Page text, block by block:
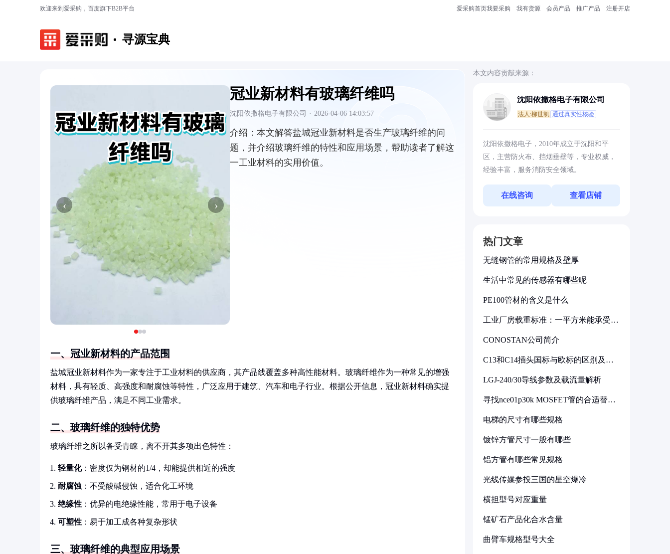
欢迎来到爱采购，百度旗下B2B平台 爱采购首页我要采购 我有货源 会员产品 推广产品 注册开店
寻源宝典
‹ ›
冠业新材料有玻璃纤维吗
沈阳依撒格电子有限公司 · 2026-04-06 14:03:57
介绍： 本文解答盐城冠业新材料是否生产玻璃纤维的问
题，并介绍玻璃纤维的特性和应用场景，帮助读者了解这
一工业材料的实用价值。
一、冠业新材料的产品范围
盐城冠业新材料作为一家专注于工业材料的供应商，其产品线覆盖多种高性能材料。玻璃纤维作为一种常见的增强
材料，具有轻质、高强度和耐腐蚀等特性，广泛应用于建筑、汽车和电子行业。根据公开信息，冠业新材料确实提
供玻璃纤维产品，满足不同工业需求。
二、玻璃纤维的独特优势
玻璃纤维之所以备受青睐，离不开其多项出色特性：
轻量化：密度仅为钢材的1/4，却能提供相近的强度
耐腐蚀 ：不受酸碱侵蚀，适合化工环境
绝缘性 ：优异的电绝缘性能，常用于电子设备
可塑性 ：易于加工成各种复杂形状
三、玻璃纤维的典型应用场景
本文内容贡献来源：
沈阳依撒格电子有限公司
法人:柳世凯 通过真实性核验
沈阳依撒格电子，2010年成立于沈阳和平
区，主营防火布、挡烟垂壁等，专业权威，
经验丰富，服务消防安全领域。
在线咨询 查看店铺
热门文章
无缝钢管的常用规格及壁厚
生活中常见的传感器有哪些呢
PE100管材的含义是什么
工业厂房载重标准：一平方米能承受多
CONOSTAN公司简介
C13和C14插头国标与欧标的区别及其
LGJ-240/30导线参数及载流量解析
寻找nce01p30k MOSFET管的合适替代
电梯的尺寸有哪些规格
镀锌方管尺寸一般有哪些
铝方管有哪些常见规格
光线传媒参投三国的星空爆冷
横担型号对应重量
锰矿石产品化合水含量
曲臂车规格型号大全